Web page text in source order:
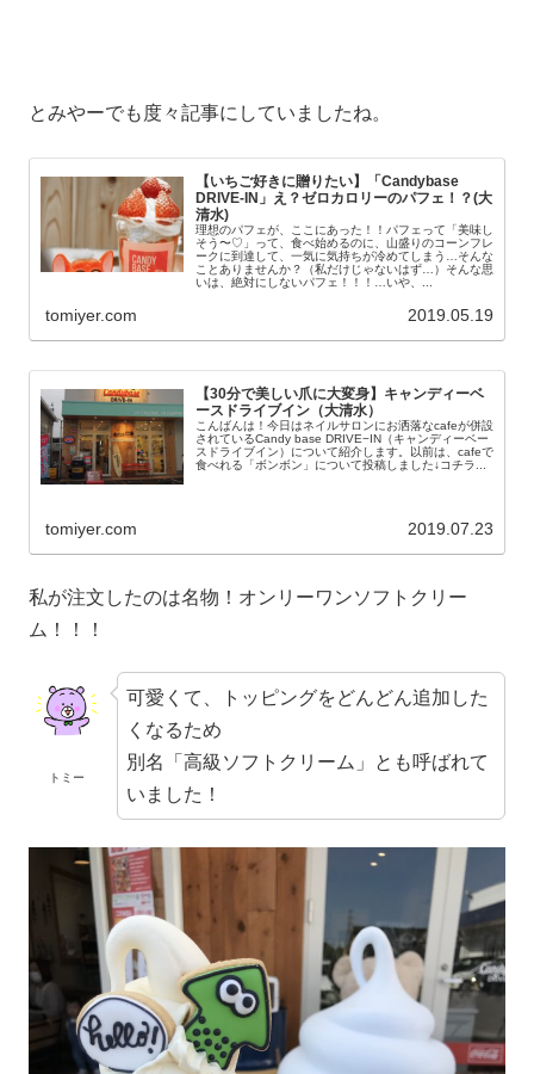
とみやーでも度々記事にしていましたね。
【いちご好きに贈りたい】「Candybase
DRIVE-IN」え？ゼロカロリーのパフェ！？(大
清水)
理想のパフェが、ここにあった！！パフェって「美味し
そう〜♡」って、食べ始めるのに、山盛りのコーンフレ
ークに到達して、一気に気持ちが冷めてしまう…そんな
ことありませんか？（私だけじゃないはず…）そんな思
いは、絶対にしないパフェ！！！…いや、...
tomiyer.com 2019.05.19
【30分で美しい爪に大変身】キャンディーベ
ースドライブイン（大清水）
こんばんは！今日はネイルサロンにお洒落なcafeが併設
されているCandy base DRIVE−IN（キャンディーベー
スドライブイン）について紹介します。以前は、cafeで
食べれる「ボンボン」について投稿しました↓コチラ...
tomiyer.com 2019.07.23
私が注文したのは名物！オンリーワンソフトクリー
ム！！！
トミー
可愛くて、トッピングをどんどん追加した
くなるため
別名「高級ソフトクリーム」とも呼ばれて
いました！